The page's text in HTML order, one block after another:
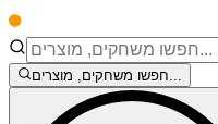
חפשו משחקים, מוצרים...